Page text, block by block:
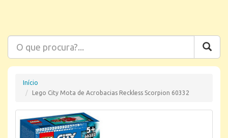
Início
Lego City Mota de Acrobacias Reckless Scorpion 60332